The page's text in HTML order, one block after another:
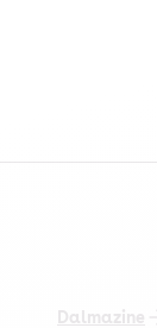
Dalmazine